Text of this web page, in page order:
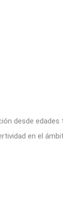
desde
en el